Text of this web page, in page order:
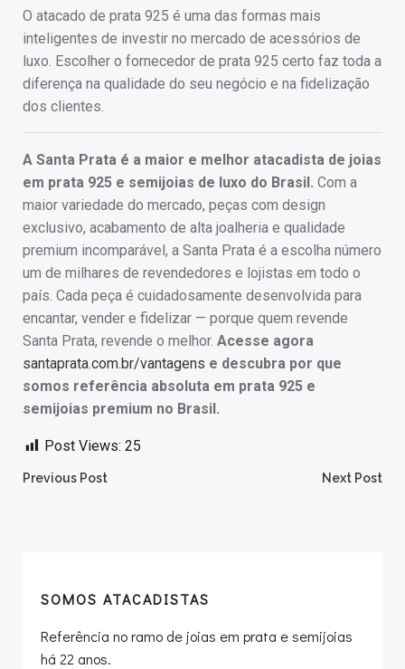
O atacado de prata 925 é uma das formas mais
inteligentes de investir no mercado de acessórios de
luxo. Escolher o fornecedor de prata 925 certo faz toda a
diferença na qualidade do seu negócio e na fidelização
dos clientes.
A Santa Prata é a maior e melhor atacadista de joias
em prata 925 e semijoias de luxo do Brasil. Com a
maior variedade do mercado, peças com design
exclusivo, acabamento de alta joalheria e qualidade
premium incomparável, a Santa Prata é a escolha número
um de milhares de revendedores e lojistas em todo o
país. Cada peça é cuidadosamente desenvolvida para
encantar, vender e fidelizar — porque quem revende
Santa Prata, revende o melhor. Acesse agora
santaprata.com.br/vantagens e descubra por que
somos referência absoluta em prata 925 e
semijoias premium no Brasil.
Post Views: 25
Post
Previous Post Next Post
SOMOS ATACADISTAS
Referência no ramo de joias em prata e semijoias
há 22 anos.